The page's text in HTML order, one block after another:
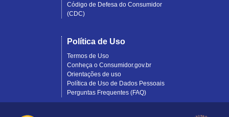
Código de Defesa do Consumidor
(CDC)
Política de Uso
Termos de Uso
Conheça o Consumidor.gov.br
Orientações de uso
Política de Uso de Dados Pessoais
Perguntas Frequentes (FAQ)